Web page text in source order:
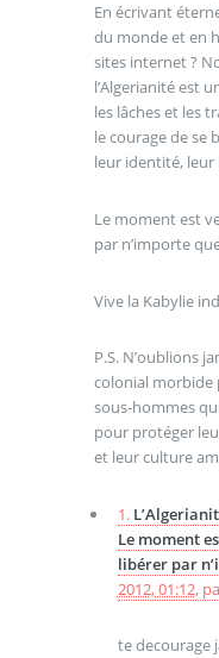
En écrivant
du monde et en
sites internet ?
l’Algerianité est
les lâches et les
le courage de se
leur identité, leur
Le moment est
par n’importe
Vive la Kabylie
P.S. N’oublions
colonial morbide
sous-hommes
pour protéger
et leur culture
1.
Le moment
libérer par
2012, 01:12,
te decourage